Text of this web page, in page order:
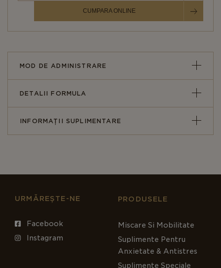
CUMPARA ONLINE
MOD DE ADMINISTRARE
DETALII FORMULA
INFORMAȚII SUPLIMENTARE
URMĂREȘTE-NE
Facebook
Instagram
PRODUSELE
Miscare Si Mobilitate
Suplimente Pentru
Anxietate & Antistres
Suplimente Speciale